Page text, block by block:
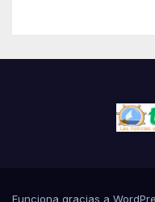
Funciona gracias a